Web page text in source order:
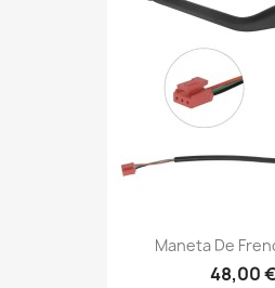
Maneta De
48,00 €